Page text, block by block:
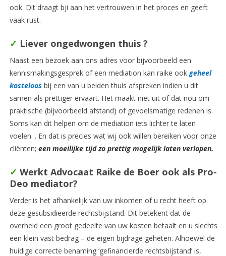
ook. Dit draagt bji aan het vertrouwen in het proces en geeft
vaak rust.
✓ Liever ongedwongen thuis ?
Naast een bezoek aan ons adres voor bijvoorbeeld een
kennismakingsgesprek of een mediation kan raike ook geheel
kosteloos bij een van u beiden thuis afspreken indien u dit
samen als prettiger ervaart. Het maakt niet uit of dat nou om
praktische (bijvoorbeeld afstand) of gevoelsmatige redenen is.
Soms kan dit helpen om de mediation iets lichter te laten
voelen. . En dat is precies wat wij ook willen bereiken voor onze
cliënten; een moeilijke tijd zo prettig mogelijk laten verlopen.
✓ Werkt Advocaat Raike de Boer ook als Pro-
Deo mediator?
Verder is het afhankelijk van uw inkomen of u recht heeft op
deze gesubsidieerde rechtsbijstand. Dit betekent dat de
overheid een groot gedeelte van uw kosten betaalt en u slechts
een klein vast bedrag – de eigen bijdrage geheten. Alhoewel de
huidige correcte benaming ‘gefinancierde rechtsbijstand’ is,